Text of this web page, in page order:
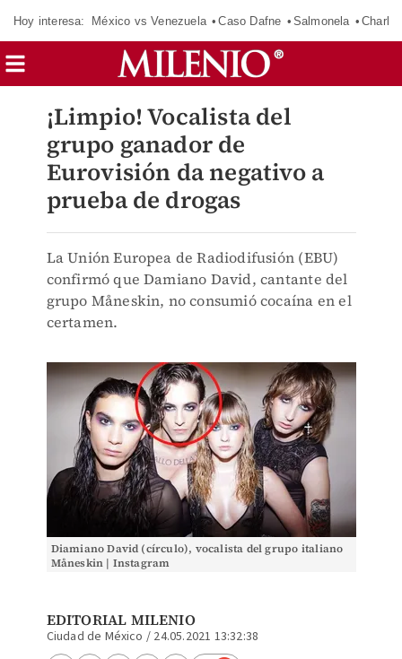
Hoy interesa: México vs Venezuela Caso Dafne Salmonela
¡Limpio! Vocalista del
grupo ganador de
Eurovisión da negativo a
prueba de drogas
La Unión Europea de Radiodifusión (EBU)
confirmó que Damiano David, cantante del
grupo Måneskin, no consumió cocaína en el
certamen.
Diamiano David (círculo), vocalista del grupo italiano
Måneskin | Instagram
EDITORIAL MILENIO
Ciudad de México / 24.05.2021 13:32:38